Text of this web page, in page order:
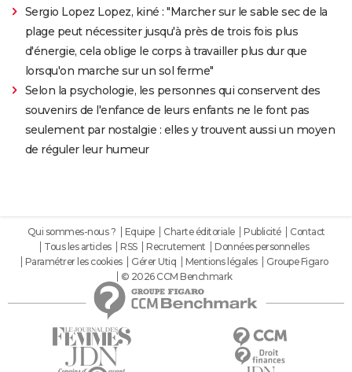
Sergio Lopez Lopez, kiné : "Marcher sur le sable sec de la
plage peut nécessiter jusqu'à près de trois fois plus
d'énergie, cela oblige le corps à travailler plus dur que
lorsqu'on marche sur un sol ferme"
Selon la psychologie, les personnes qui conservent des
souvenirs de l'enfance de leurs enfants ne le font pas
seulement par nostalgie : elles y trouvent aussi un moyen
de réguler leur humeur
Qui sommes-nous ? Equipe Charte éditoriale Publicité
Contact
Tous les articles
RSS Recrutement
Données personnelles
Paramétrer les cookies
Gérer Utiq Mentions légales
Groupe Figaro
© 2026 CCM Benchmark